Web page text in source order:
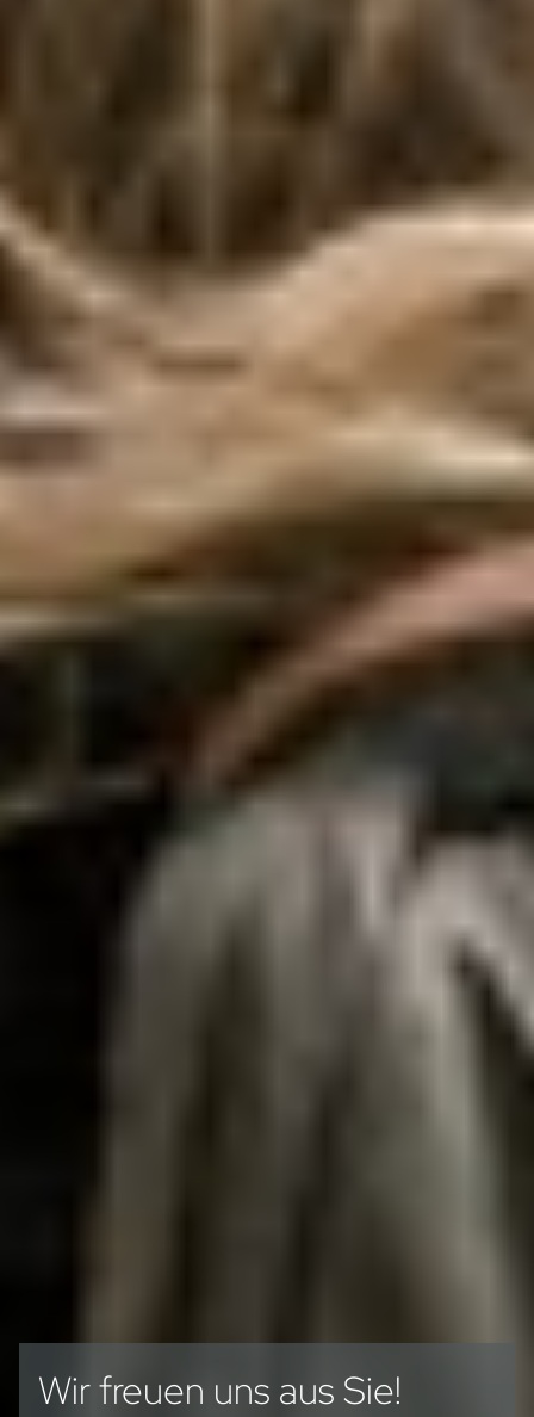
Wo kann man mit Elektroautos parken?
Welche Freizeitangebote gibt es am Platz?
Welchen Stecker benötige ich für den
Dürfen Hunde auf den Campingplatz?
Muss Bettwäsche für die Mietobjekte
mitgebracht werden?
Gibt es WLAN am Platz?
Wir freuen uns aus Sie!